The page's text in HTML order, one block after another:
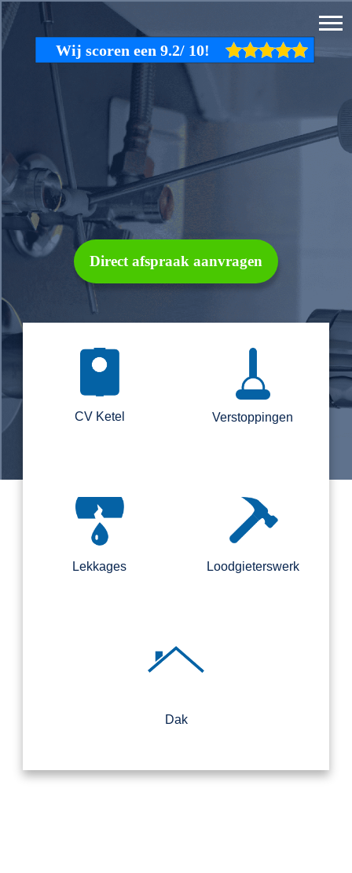
Direct afspraak aanvragen
CV Ketel Verstoppingen
Lekkages Loodgieterswerk
Dak